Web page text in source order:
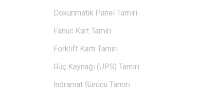
Dokunmatik Panel Tamiri
Fanuc Kart Tamiri
Forklift Kartı Tamiri
Güç Kaynağı (UPS) Tamiri
İndramat Sürücü Tamiri